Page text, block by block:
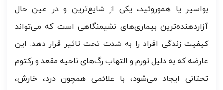
بواسیر یا هموروئید، یکی از شایع‌ترین و در عین حال
آزاردهنده‌ترین بیماری‌های نشیمنگاهی است که می‌تواند
کیفیت زندگی افراد را به شدت تحت تاثیر قرار دهد. این
عارضه که به دلیل تورم و التهاب رگ‌های ناحیه مقعد و رکتوم
تحتانی ایجاد می‌شود، با علائمی همچون درد، خارش،